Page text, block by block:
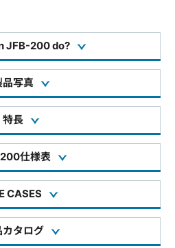
JFB-200 do?
品写真
特長
仕様表
CASES
カタログ